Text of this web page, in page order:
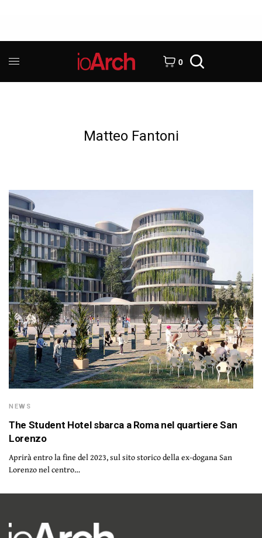
0
Matteo Fantoni
NEWS
The Student Hotel sbarca a Roma nel quartiere San
Lorenzo
Aprirà entro la fine del 2023, sul sito storico della ex-dogana San
Lorenzo nel centro…